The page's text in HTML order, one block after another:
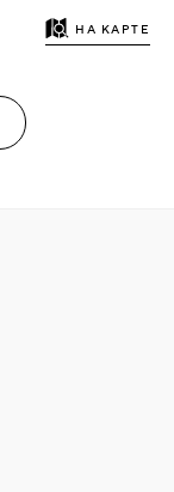
НА КАРТЕ